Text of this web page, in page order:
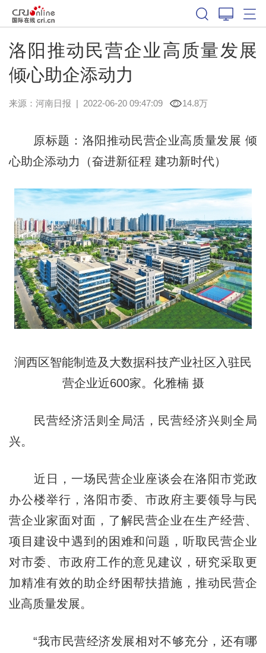
洛阳推动民营企业高质量发展
倾心助企添动力
来源： 河南日报 | 2022-06-20 09:47:09 14.8万
原标题：洛阳推动民营企业高质量发展 倾
心助企添动力（奋进新征程 建功新时代）
涧西区智能制造及大数据科技产业社区入驻民
营企业近600家。化雅楠 摄
民营经济活则全局活，民营经济兴则全局
兴。
近日，一场民营企业座谈会在洛阳市党政
办公楼举行，洛阳市委、市政府主要领导与民
营企业家面对面，了解民营企业在生产经营、
项目建设中遇到的困难和问题，听取民营企业
对市委、市政府工作的意见建议，研究采取更
加精准有效的助企纾困帮扶措施，推动民营企
业高质量发展。
“我市民营经济发展相对不够充分，还有哪